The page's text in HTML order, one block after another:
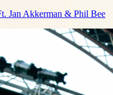
Jan Akkerman & Phil Bee